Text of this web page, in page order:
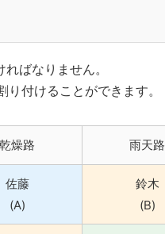
ばなりません。
付けることができます。
乾燥路 雨天路
佐藤
(A)
鈴木
(B)